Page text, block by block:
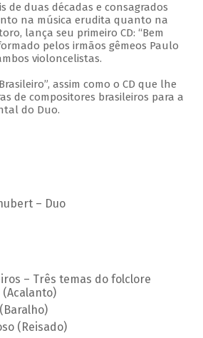
de duas décadas e consagrados
na música erudita quanto na
lança seu primeiro CD: “Bem
pelos irmãos gêmeos Paulo
violoncelistas.
assim como o CD que lhe
de compositores brasileiros para a
do Duo.
– Duo
– Três temas do folclore
(Reisado)